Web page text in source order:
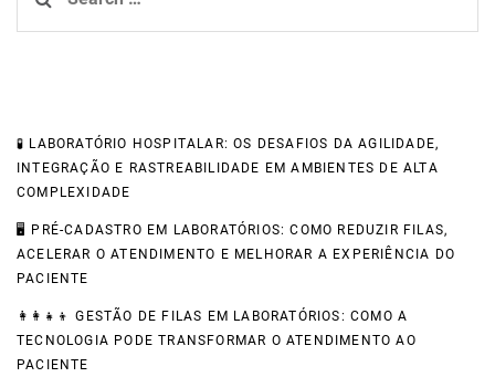
🧪 LABORATÓRIO HOSPITALAR: OS DESAFIOS DA AGILIDADE,
INTEGRAÇÃO E RASTREABILIDADE EM AMBIENTES DE ALTA
COMPLEXIDADE
🖥️ PRÉ-CADASTRO EM LABORATÓRIOS: COMO REDUZIR FILAS,
ACELERAR O ATENDIMENTO E MELHORAR A EXPERIÊNCIA DO
PACIENTE
👩‍👩‍👧‍👦 GESTÃO DE FILAS EM LABORATÓRIOS: COMO A
TECNOLOGIA PODE TRANSFORMAR O ATENDIMENTO AO
PACIENTE